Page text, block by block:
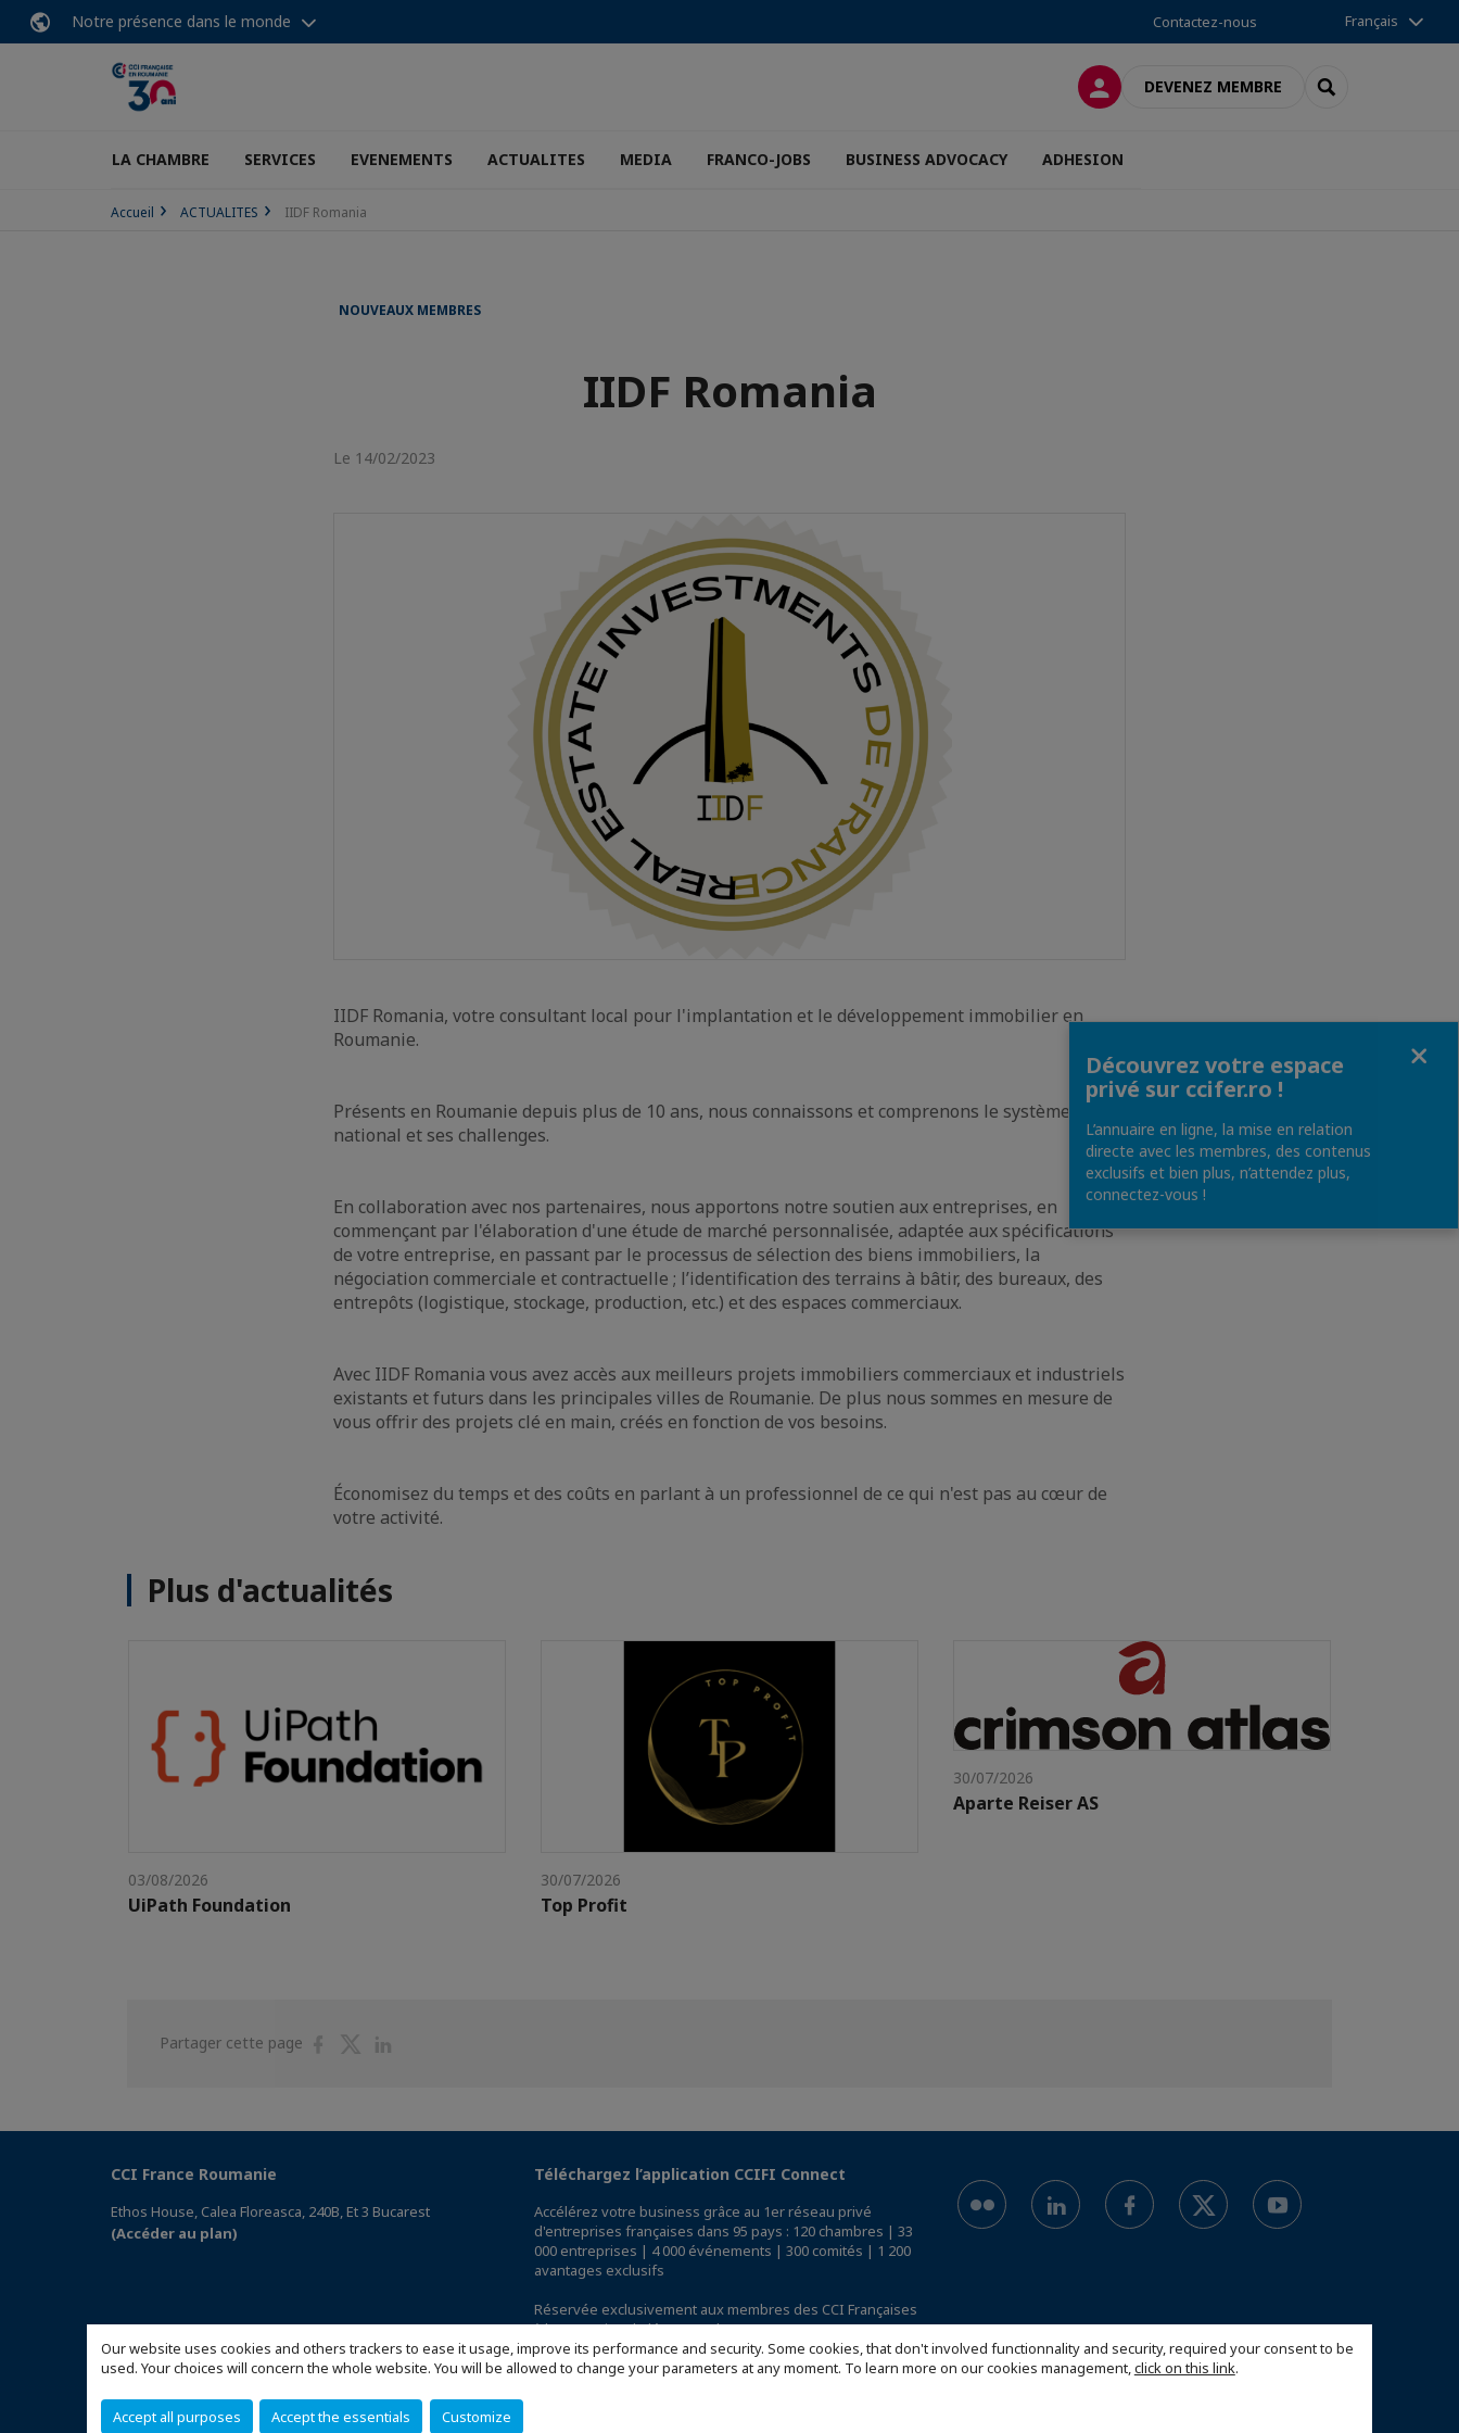
Our website uses cookies and others trackers to ease it usage, improve its performance and security. Some cookies, that don't involved functionnality and security, required your consent to be
used. Your choices will concern the whole website. You will be allowed to change your parameters at any moment. To learn more on our cookies management,click on this link.
Accept all purposes Accept the essentials Customize
Notre présence dans le monde Contactez-nous Français
CONNEXIONDEVENEZ MEMBRE RECHERCHER
LA CHAMBRE SERVICES EVENEMENTS ACTUALITES MEDIA FRANCO-JOBS BUSINESS ADVOCACY ADHESION
Accueil ACTUALITES IIDF Romania
NOUVEAUX MEMBRES
IIDF Romania
Le 14/02/2023
IIDF Romania, votre consultant local pour l'implantation et le développement immobilier en
Roumanie.
Présents en Roumanie depuis plus de 10 ans, nous connaissons et comprenons le système
national et ses challenges.
En collaboration avec nos partenaires, nous apportons notre soutien aux entreprises, en
commençant par l'élaboration d'une étude de marché personnalisée, adaptée aux spécifications
de votre entreprise, en passant par le processus de sélection des biens immobiliers, la
négociation commerciale et contractuelle ; l’identification des terrains à bâtir, des bureaux, des
entrepôts (logistique, stockage, production, etc.) et des espaces commerciaux.
Avec IIDF Romania vous avez accès aux meilleurs projets immobiliers commerciaux et industriels
existants et futurs dans les principales villes de Roumanie. De plus nous sommes en mesure de
vous offrir des projets clé en main, créés en fonction de vos besoins.
Économisez du temps et des coûts en parlant à un professionnel de ce qui n'est pas au cœur de
votre activité.
Plus d'actualités
03/08/2026
UiPath Foundation
30/07/2026
Top Profit
30/07/2026
Aparte Reiser AS
Partager cette page
PartagerPartager
CCI France Roumanie
Ethos House, Calea Floreasca, 240B, Et 3 Bucarest
(Accéder au plan)
Téléchargez l’application CCIFI Connect
Accélérez votre business grâce au 1er réseau privé
d'entreprises françaises dans 95 pays : 120 chambres | 33
000 entreprises | 4 000 événements | 300 comités | 1 200
avantages exclusifs
Réservée exclusivement aux membres des CCI Françaises
à l'International,découvrez l'app CCIFI Connect.
Découvrez votre espace
privé sur ccifer.ro !
L’annuaire en ligne, la mise en relation
directe avec les membres, des contenus
exclusifs et bien plus, n’attendez plus,
connectez-vous !